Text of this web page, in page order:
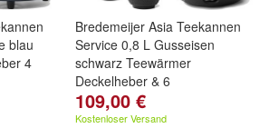
blau
4
Bredemeijer Asia Teekannen
Service 0,8 L Gusseisen
schwarz Teewärmer
Deckelheber & 6
109,00 €
Kostenloser Versand